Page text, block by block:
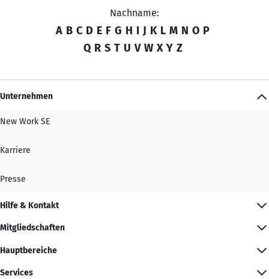
Nachname:
A B C D E F G H I J K L M N O P
Q R S T U V W X Y Z
Unternehmen
New Work SE
Karriere
Presse
Hilfe & Kontakt
Mitgliedschaften
Hauptbereiche
Services